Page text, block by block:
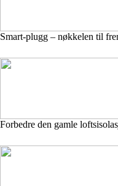
Smart-plugg – nøkkelen til
Forbedre den gamle